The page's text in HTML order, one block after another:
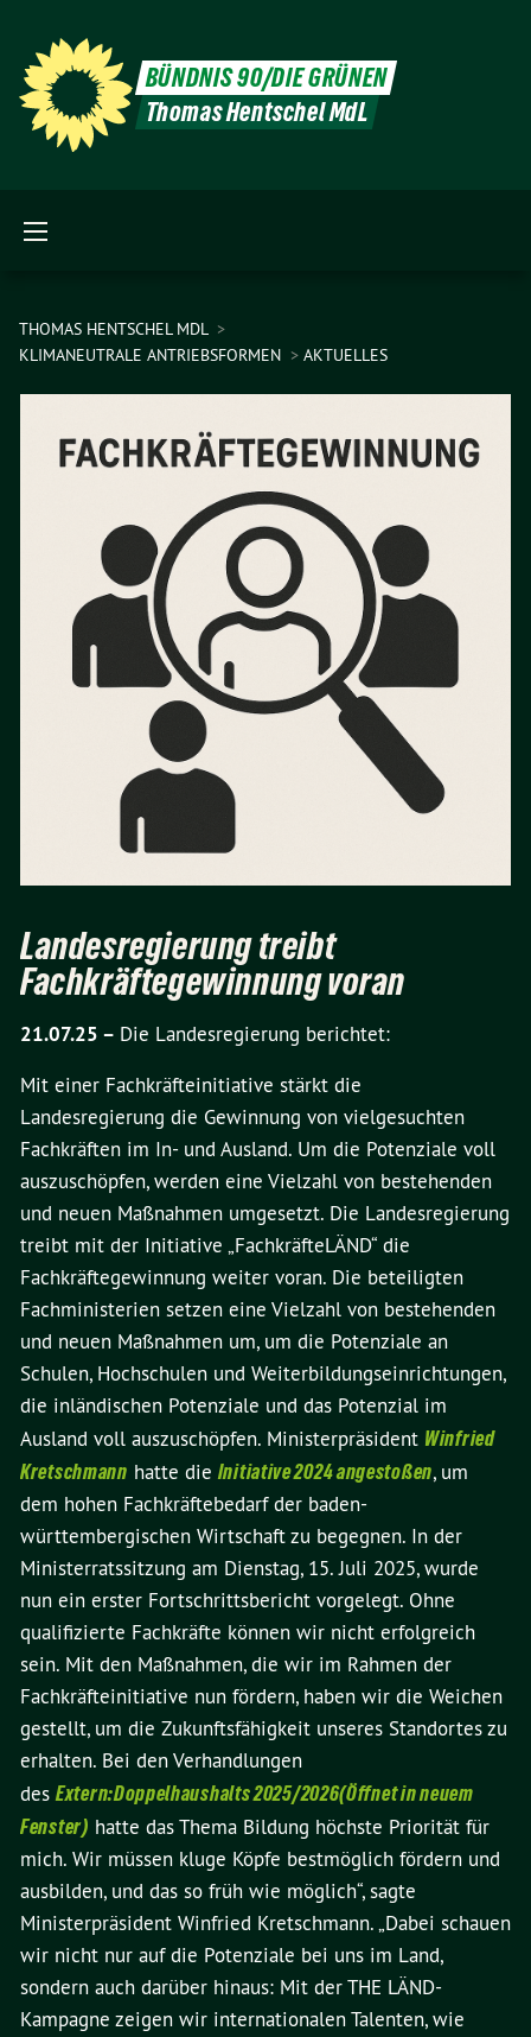
BÜNDNIS 90/DIE GRÜNEN
Thomas Hentschel MdL
THOMAS HENTSCHEL MDL
KLIMANEUTRALE ANTRIEBSFORMEN
AKTUELLES
Landesregierung treibt
Fachkräftegewinnung voran
21.07.25 – Die Landesregierung berichtet:
Mit einer Fachkräfteinitiative stärkt die
Landesregierung die Gewinnung von vielgesuchten
Fachkräften im In- und Ausland. Um die Potenziale voll
auszuschöpfen, werden eine Vielzahl von bestehenden
und neuen Maßnahmen umgesetzt. Die Landesregierung
treibt mit der Initiative „FachkräfteLÄND“ die
Fachkräftegewinnung weiter voran. Die beteiligten
Fachministerien setzen eine Vielzahl von bestehenden
und neuen Maßnahmen um, um die Potenziale an
Schulen, Hochschulen und Weiterbildungseinrichtungen,
die inländischen Potenziale und das Potenzial im
Ausland voll auszuschöpfen. Ministerpräsident Winfried
Kretschmann hatte die Initiative 2024 angestoßen, um
dem hohen Fachkräftebedarf der baden-
württembergischen Wirtschaft zu begegnen. In der
Ministerratssitzung am Dienstag, 15. Juli 2025, wurde
nun ein erster Fortschrittsbericht vorgelegt. Ohne
qualifizierte Fachkräfte können wir nicht erfolgreich
sein. Mit den Maßnahmen, die wir im Rahmen der
Fachkräfteinitiative nun fördern, haben wir die Weichen
gestellt, um die Zukunftsfähigkeit unseres Standortes zu
erhalten. Bei den Verhandlungen
desExtern:Doppelhaushalts 2025/2026(Öffnet in neuem
Fenster) hatte das Thema Bildung höchste Priorität für
mich. Wir müssen kluge Köpfe bestmöglich fördern und
ausbilden, und das so früh wie möglich“, sagte
Ministerpräsident Winfried Kretschmann. „Dabei schauen
wir nicht nur auf die Potenziale bei uns im Land,
sondern auch darüber hinaus: Mit der THE LÄND-
Kampagne zeigen wir internationalen Talenten, wie